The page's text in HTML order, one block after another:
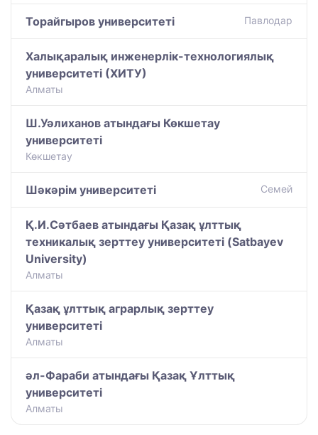
Торайгыров университеті Павлодар
Халықаралық инженерлік-технологиялық
университеті (ХИТУ)
Алматы
Ш.Уәлиханов атындағы Көкшетау
университетi
Көкшетау
Шәкәрім университеті Семей
Қ.И.Сәтбаев атындағы Қазақ ұлттық
техникалық зерттеу университеті (Satbayev
University)
Алматы
Қазақ ұлттық аграрлық зерттеу
университеті
Алматы
әл-Фараби атындағы Қазақ Ұлттық
университеті
Алматы